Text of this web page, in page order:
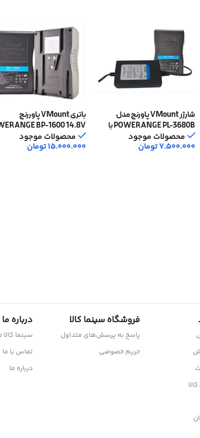
شارژر VMount پاورنج مدل
POWERANGE PL-3680B با
گارانتی اصلی
محصولات موجود
7.500.000تومان
باتری VMount پاوررنج
BP-1600 14.8V
با گارانتی اصلی
محصولات موجود
15.000.000تومان
فروشگاه سینما کالا
پاسخ به پرسش‌های متداول
حریم خصوصی
درباره ما
سینما
تماس با ما
درباره ما